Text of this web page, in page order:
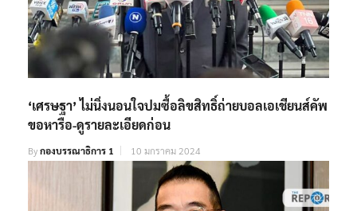
‘เศรษฐา’ ไม่นิ่งนอนใจปมซื้อลิขสิทธิ์ถ่ายบอลเอเชียนส์คัพ
ขอหารือ-ดูรายละเอียดก่อน
Byกองบรรณาธิการ 1 10 มกราคม 2024